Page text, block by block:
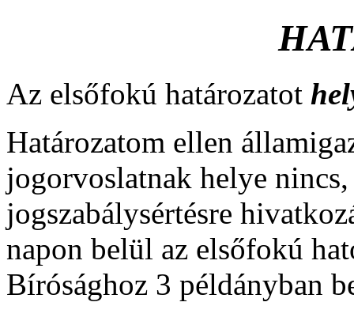
Az elsőfokú határozatot
Határozatom ellen
jogorvoslatnak helye
jogszabálysértésre
napon belül az elsőfokú
Bírósághoz 3 példányban